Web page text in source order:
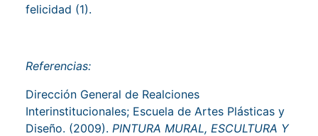
felicidad (1).
Referencias:
Dirección General de Realciones
Interinstitucionales; Escuela de Artes Plásticas y
Diseño. (2009). PINTURA MURAL, ESCULTURA Y